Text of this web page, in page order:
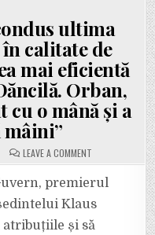
ultima
calitate de
mai eficientă
Orban,
cu o mână și a
LEAVE A COMMENT
VIORICA
A
CONDUS
ULTIMA
ȘEDINȚĂ
DE
GUVERN
premierul
Klaus
atribuțiile și să